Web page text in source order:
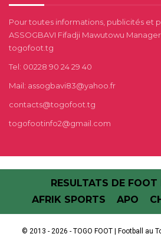
Pour toutes informations, publicités et
ASSOGBAVI Fifadji Mawutowu
togofoot.tg
Tel: 00228 90 24 29 40
Mail: assogbavi83@yahoo.fr
contacts@togofoot.tg
togofootinfo2@gmail.com
RESULTATS DE FOOT
AFRIK SPORTS
APO
© 2013 - 2026 - TOGO FOOT | Football au